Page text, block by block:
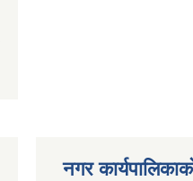
नगर